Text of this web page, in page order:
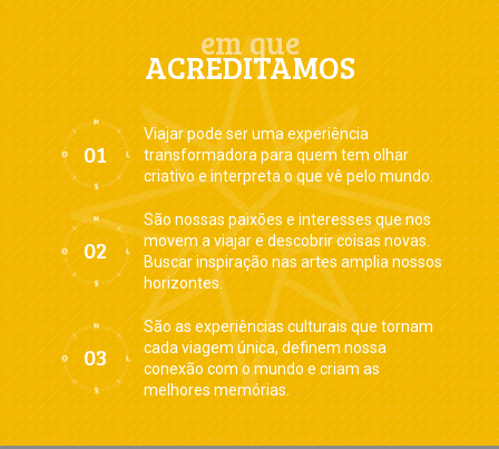
em que
ACREDITAMOS
Viajar pode ser uma experiência
transformadora para quem tem olhar
criativo e interpreta o que vê pelo mundo.
São nossas paixões e interesses que nos
movem a viajar e descobrir coisas novas.
Buscar inspiração nas artes amplia nossos
horizontes.
São as experiências culturais que tornam
cada viagem única, definem nossa
conexão com o mundo e criam as
melhores memórias.